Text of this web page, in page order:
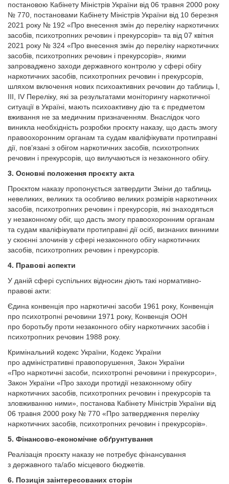
постановою Кабінету Міністрів України від 06 травня 2000 року
№ 770, постановами Кабінету Міністрів України від 10 березня
2021 року № 192 «Про внесення змін до переліку наркотичних
засобів, психотропних речовин і прекурсорів» та від 07 квітня
2021 року № 324 «Про внесення змін до переліку наркотичних
засобів, психотропних речовин і прекурсорів», якими
запроваджено заходи державного контролю у сфері обігу
наркотичних засобів, психотропних речовин і прекурсорів,
шляхом включення нових психоактивних речовин до таблиць І,
ІІІ, IV Переліку, які за результатами моніторингу наркотичної
ситуації в Україні, мають психоактивну дію та є предметом
вживання не за медичним призначенням. Внаслідок чого
виникла необхідність розробки проєкту наказу, що дасть змогу
правоохоронним органам та судам кваліфікувати протиправні
дії, пов’язані з обігом наркотичних засобів, психотропних
речовин і прекурсорів, що вилучаються із незаконного обігу.
3. Основні положення проєкту акта
Проєктом наказу пропонується затвердити Зміни до таблиць
невеликих, великих та особливо великих розмірів наркотичних
засобів, психотропних речовин і прекурсорів, які знаходяться
у незаконному обіг, що дасть змогу правоохоронним органам
та судам кваліфікувати протиправні дії осіб, визнаних винними
у скоєнні злочинів у сфері незаконного обігу наркотичних
засобів, психотропних речовин і прекурсорів.
4. Правові аспекти
У даній сфері суспільних відносин діють такі нормативно-
правові акти:
Єдина конвенція про наркотичні засоби 1961 року, Конвенція
про психотропні речовини 1971 року, Конвенція ООН
про боротьбу проти незаконного обігу наркотичних засобів і
психотропних речовин 1988 року.
Кримінальний кодекс України, Кодекс України
про адміністративні правопорушення, Закон України
«Про наркотичні засоби, психотропні речовини і прекурсори»,
Закон України «Про заходи протидії незаконному обігу
наркотичних засобів, психотропних речовин і прекурсорів та
зловживанню ними», постанова Кабінету Міністрів України від
06 травня 2000 року № 770 «Про затвердження переліку
наркотичних засобів, психотропних речовин і прекурсорів».
5. Фінансово-економічне обґрунтування
Реалізація проєкту наказу не потребує фінансування
з державного та/або місцевого бюджетів.
6. Позиція заінтересованих сторін